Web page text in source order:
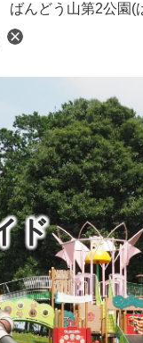
ばんどう山第2公園(
ド